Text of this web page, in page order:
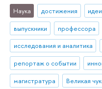
Наука достижения
выпускники
профессора
исследования и аналитика
репортаж о событии
магистратура
Великая